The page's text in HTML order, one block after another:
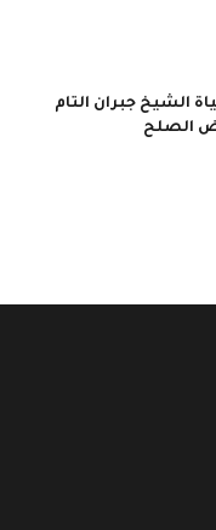
الشيخ جبران التام
الصلح